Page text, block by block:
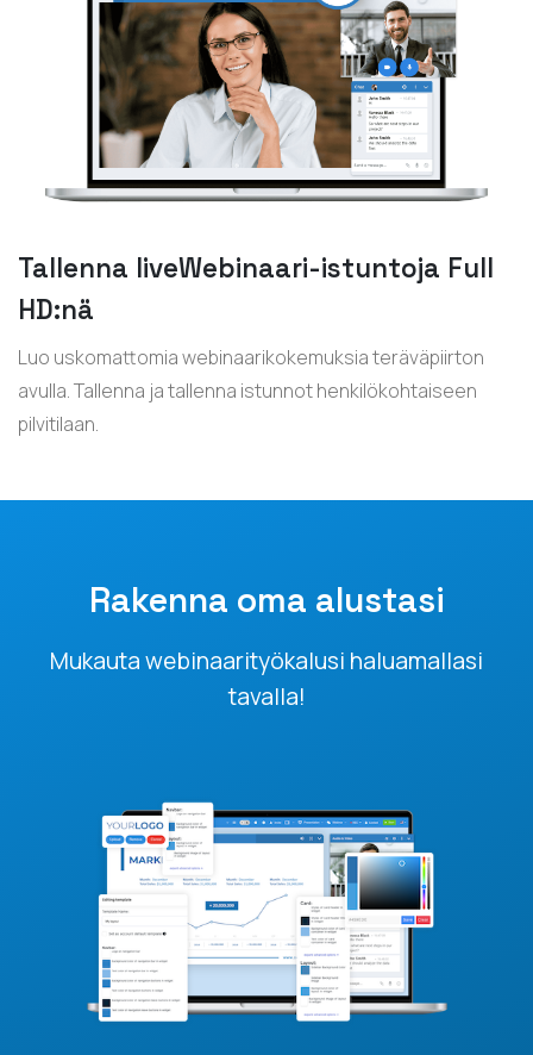
Tallenna liveWebinaari-istuntoja Full
HD:nä
Luo uskomattomia webinaarikokemuksia teräväpiirton
avulla. Tallenna ja tallenna istunnot henkilökohtaiseen
pilvitilaan.
Rakenna oma alustasi
Mukauta webinaarityökalusi haluamallasi
tavalla!